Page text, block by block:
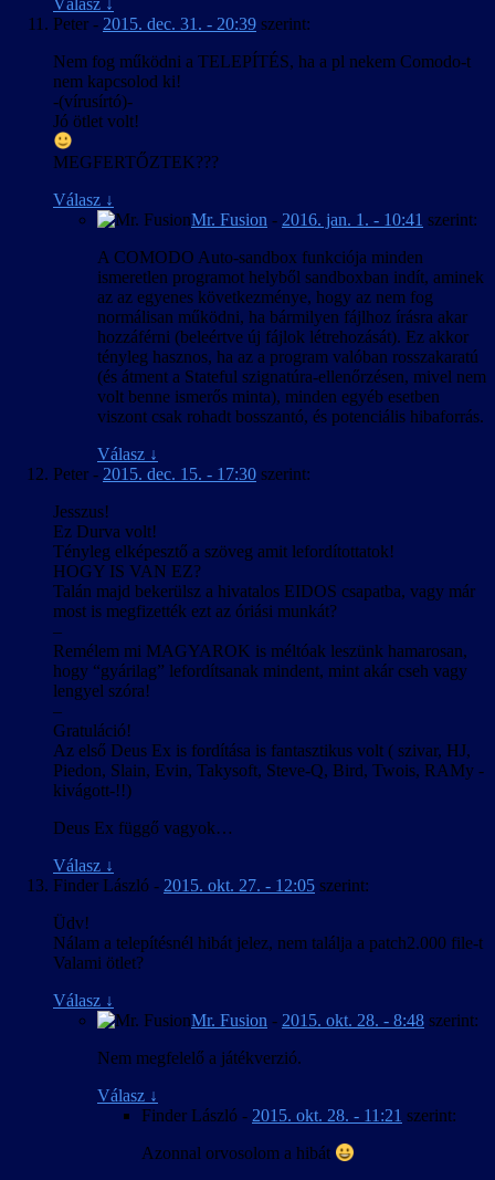
Válasz ↓
Peter - 2015. dec. 31. - 20:39 szerint:
Nem fog működni a TELEPÍTÉS, ha a pl nekem Comodo-t
nem kapcsolod ki!
-(vírusírtó)-
Jó ötlet volt!
MEGFERTŐZTEK???
Válasz ↓
Mr. Fusion - 2016. jan. 1. - 10:41 szerint:
A COMODO Auto-sandbox funkciója minden
ismeretlen programot helyből sandboxban indít, aminek
az az egyenes következménye, hogy az nem fog
normálisan működni, ha bármilyen fájlhoz írásra akar
hozzáférni (beleértve új fájlok létrehozását). Ez akkor
tényleg hasznos, ha az a program valóban rosszakaratú
(és átment a Stateful szignatúra-ellenőrzésen, mivel nem
volt benne ismerős minta), minden egyéb esetben
viszont csak rohadt bosszantó, és potenciális hibaforrás.
Válasz ↓
Peter - 2015. dec. 15. - 17:30 szerint:
Jesszus!
Ez Durva volt!
Tényleg elképesztő a szöveg amit lefordítottatok!
HOGY IS VAN EZ?
Talán majd bekerülsz a hivatalos EIDOS csapatba, vagy már
most is megfizették ezt az óriási munkát?
–
Remélem mi MAGYAROK is méltóak leszünk hamarosan,
hogy “gyárilag” lefordítsanak mindent, mint akár cseh vagy
lengyel szóra!
–
Gratuláció!
Az első Deus Ex is fordítása is fantasztikus volt ( szivar, HJ,
Piedon, Slain, Evin, Takysoft, Steve-Q, Bird, Twois, RAMy -
kivágott-!!)
Deus Ex függő vagyok…
Válasz ↓
Finder László - 2015. okt. 27. - 12:05 szerint:
Üdv!
Nálam a telepítésnél hibát jelez, nem találja a patch2.000 file-t
Valami ötlet?
Válasz ↓
Mr. Fusion - 2015. okt. 28. - 8:48 szerint:
Nem megfelelő a játékverzió.
Válasz ↓
Finder László - 2015. okt. 28. - 11:21 szerint:
Azonnal orvosolom a hibát